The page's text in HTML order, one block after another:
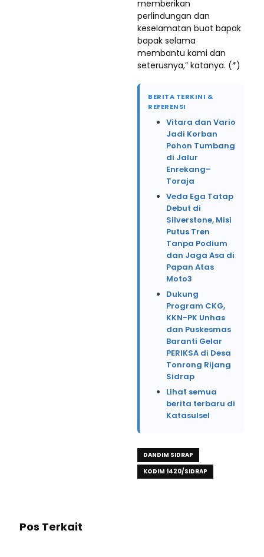
memberikan
perlindungan dan
keselamatan buat bapak
bapak selama
membantu kami dan
seterusnya,” katanya. (*)
BERITA TERKINI &
REFERENSI
Vitara dan Vario
Jadi Korban
Pohon Tumbang
di Jalur
Enrekang–
Toraja
Veda Ega Tatap
Debut di
Silverstone, Misi
Putus Tren
Tanpa Podium
dan Jaga Asa di
Papan Atas
Moto3
Dukung
Program CKG,
KKN-PK Unhas
dan Puskesmas
Baranti Gelar
PERIKSA di Desa
Tonrong Rijang
Sidrap
Lihat semua
berita terbaru di
Katasulsel
DANDIM SIDRAP
KODIM 1420/SIDRAP
Pos Terkait